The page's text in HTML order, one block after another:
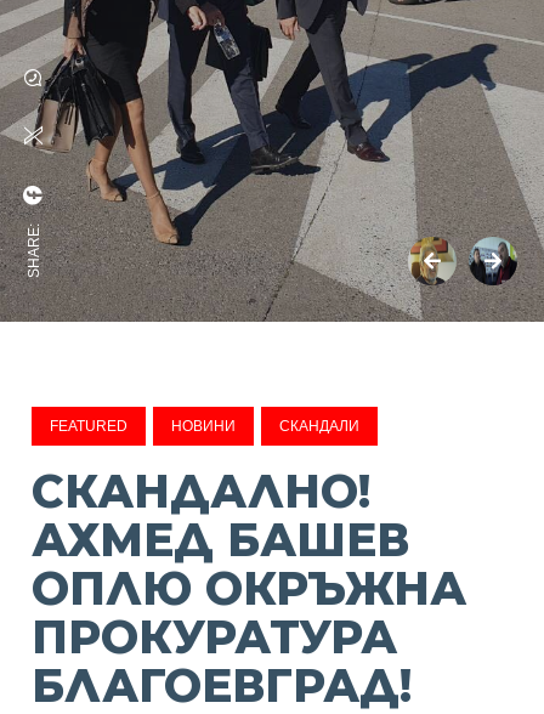
SHARE:
FEATURED НОВИНИ СКАНДАЛИ
СКАНДАЛНО!
АХМЕД БАШЕВ
ОПЛЮ ОКРЪЖНА
ПРОКУРАТУРА
БЛАГОЕВГРАД!